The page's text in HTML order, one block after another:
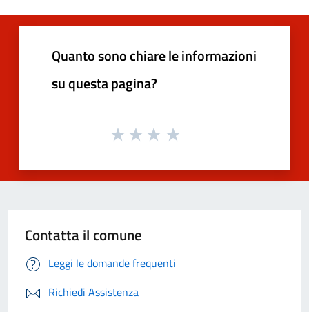
Quanto sono chiare le informazioni
su questa pagina?
Contatta il comune
Leggi le domande frequenti
Richiedi Assistenza